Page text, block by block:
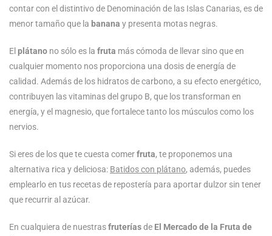
contar con el distintivo de Denominación de las Islas Canarias, es de
menor tamaño que la banana y presenta motas negras.
Elplátano no sólo es la fruta más cómoda de llevar sino que en
cualquier momento nos proporciona una dosis de energía de
calidad. Además de los hidratos de carbono, a su efecto energético,
contribuyen las vitaminas del grupo B, que los transforman en
energía, y el magnesio, que fortalece tanto los músculos como los
nervios.
Si eres de los que te cuesta comerfruta, te proponemos una
alternativa rica y deliciosa: Batidos con plátano, además, puedes
emplearlo en tus recetas de repostería para aportar dulzor sin tener
que recurrir al azúcar.
En cualquiera de nuestrasfruteríasde El Mercado de la Fruta de